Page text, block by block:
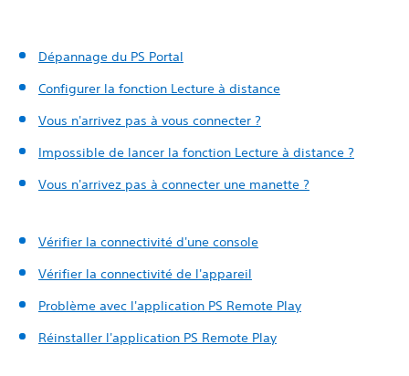
Dépannage du PS Portal
Configurer la fonction Lecture à distance
Vous n'arrivez pas à vous connecter ?
Impossible de lancer la fonction Lecture à distance ?
Vous n'arrivez pas à connecter une manette ?
Vérifier la connectivité d'une console
Vérifier la connectivité de l'appareil
Problème avec l'application PS Remote Play
Réinstaller l'application PS Remote Play